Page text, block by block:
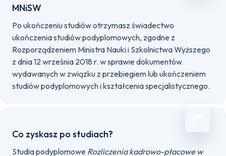
MNiSW
Po ukończeniu studiów otrzymasz świadectwo
ukończenia studiów podyplomowych, zgodne z
Rozporządzeniem Ministra Nauki i Szkolnictwa Wyższego
z dnia 12 września 2018 r. w sprawie dokumentów
wydawanych w związku z przebiegiem lub ukończeniem
studiów podyplomowych i kształcenia specjalistycznego.
Co zyskasz po studiach?
Studia podyplomowe Rozliczenia kadrowo-płacowe w